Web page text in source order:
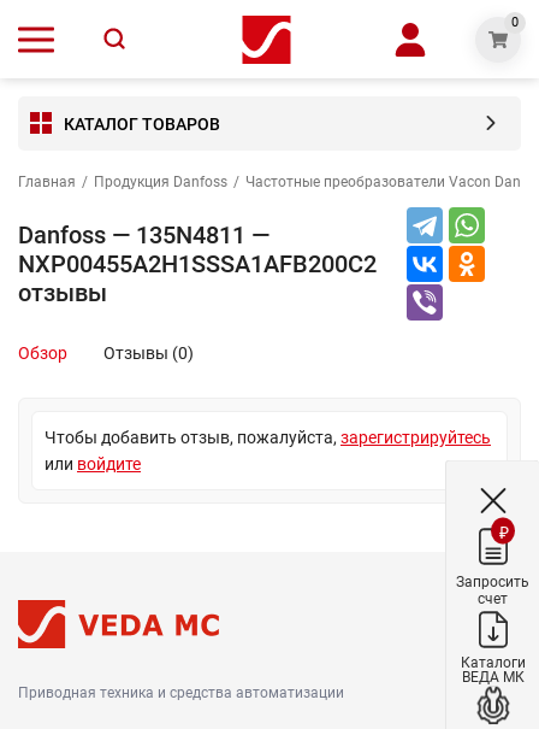
0
КАТАЛОГ ТОВАРОВ
Главная / Продукция Danfoss / Частотные преобразователи Vacon
Danfoss — 135N4811 —
NXP00455A2H1SSSA1AFB200C2
отзывы
Обзор Отзывы (0)
Чтобы добавить отзыв, пожалуйста, зарегистрируйтесь
или войдите
Приводная техника и средства автоматизации
₽
Запросить
счет
Каталоги
ВЕДА МК